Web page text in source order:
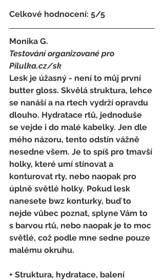
Celkové hodnocení: 5/5
Monika G.
Testování organizované pro
Pilulka.cz/sk
Lesk je úžasný - není to můj první
butter gloss. Skvělá struktura, lehce
se nanáší a na rtech vydrží opravdu
dlouho. Hydratace rtů, jednoduše
se vejde i do malé kabelky. Jen dle
mého názoru, tento odstín vážně
nesedne všem. Je to spíš pro tmavší
holky, které umí stínovat a
konturovat rty, nebo naopak pro
úplně světlé holky. Pokud lesk
nanesete bwz konturky, buď to
nejde vůbec poznat, splyne Vám to
s barvou rtů, nebo naopak je to moc
světlé, což podle mne sedne pouze
malému okruhu.
+ Struktura, hydratace, balení